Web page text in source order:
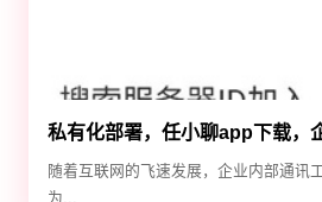
私有化部署，任小聊app下载，
随着互联网的飞速发展，企业内部通讯
为...